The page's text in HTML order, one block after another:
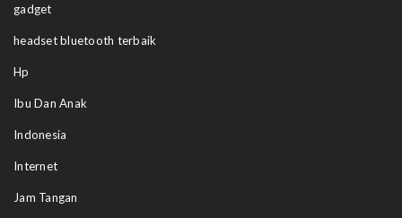
gadget
headset bluetooth terbaik
Hp
Ibu Dan Anak
Indonesia
Internet
Jam Tangan